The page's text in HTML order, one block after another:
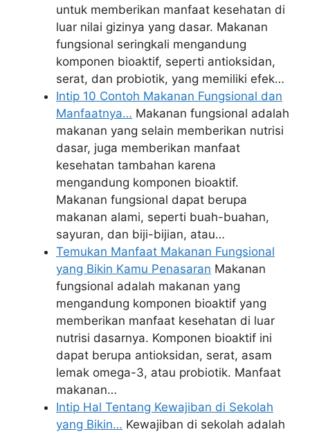
untuk memberikan manfaat kesehatan di
luar nilai gizinya yang dasar. Makanan
fungsional seringkali mengandung
komponen bioaktif, seperti antioksidan,
serat, dan probiotik, yang memiliki efek…
Intip 10 Contoh Makanan Fungsional dan
Manfaatnya… Makanan fungsional adalah
makanan yang selain memberikan nutrisi
dasar, juga memberikan manfaat
kesehatan tambahan karena
mengandung komponen bioaktif.
Makanan fungsional dapat berupa
makanan alami, seperti buah-buahan,
sayuran, dan biji-bijian, atau…
Temukan Manfaat Makanan Fungsional
yang Bikin Kamu Penasaran Makanan
fungsional adalah makanan yang
mengandung komponen bioaktif yang
memberikan manfaat kesehatan di luar
nutrisi dasarnya. Komponen bioaktif ini
dapat berupa antioksidan, serat, asam
lemak omega-3, atau probiotik. Manfaat
makanan…
Intip Hal Tentang Kewajiban di Sekolah
yang Bikin… Kewajiban di sekolah adalah